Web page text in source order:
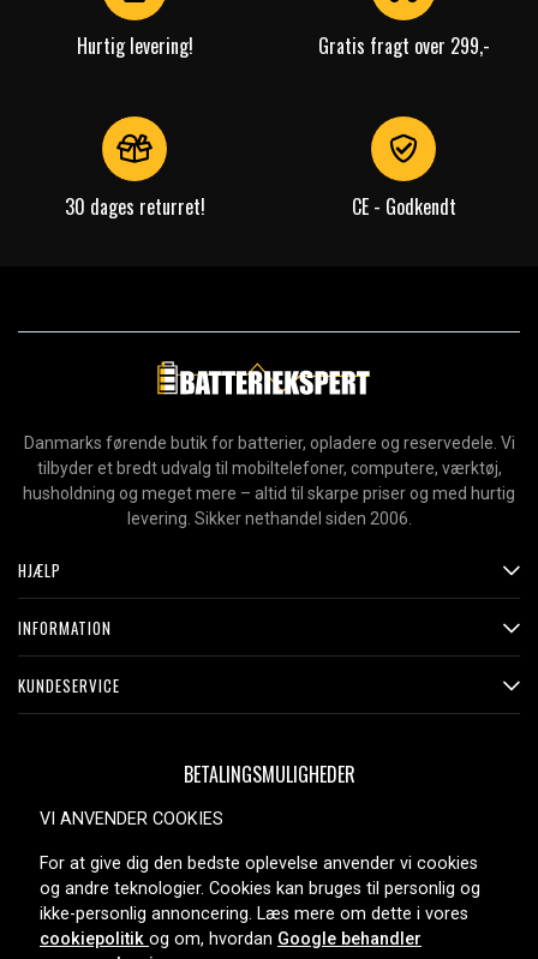
Hurtig levering! Gratis fragt over 299,-
30 dages returret! CE - Godkendt
Danmarks førende butik for batterier, opladere og reservedele. Vi
tilbyder et bredt udvalg til mobiltelefoner, computere, værktøj,
husholdning og meget mere – altid til skarpe priser og med hurtig
levering. Sikker nethandel siden 2006.
HJÆLP
INFORMATION
KUNDESERVICE
BETALINGSMULIGHEDER
LEVERINGSMULIGHEDER
VI ANVENDER COOKIES
For at give dig den bedste oplevelse anvender vi cookies
og andre teknologier. Cookies kan bruges til personlig og
ikke-personlig annoncering. Læs mere om dette i vores
cookiepolitik og om, hvordan Google behandler